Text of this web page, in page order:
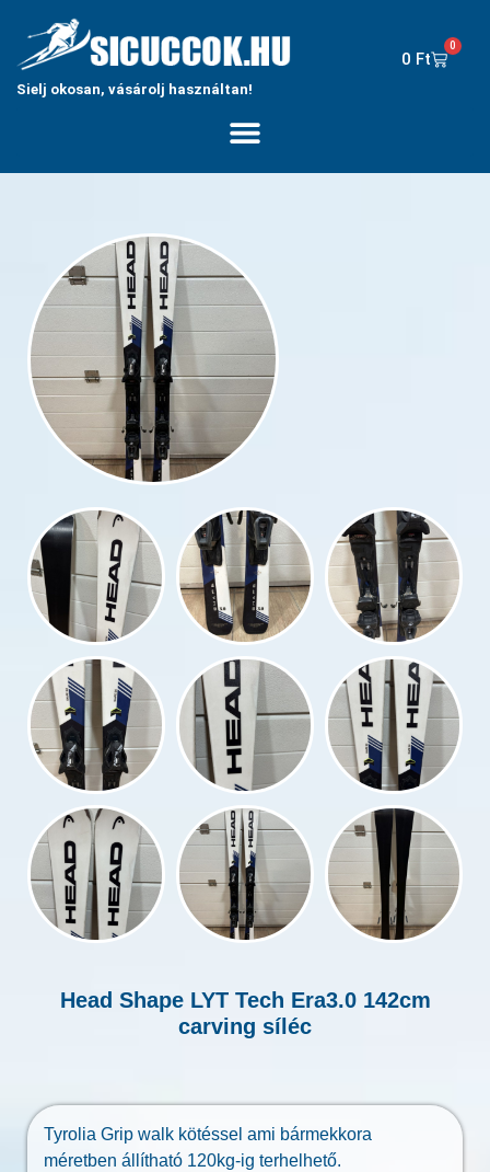
Sielj okosan, vásárolj használtan!
0 Ft
0
Head Shape LYT Tech Era3.0 142cm
carving síléc
Tyrolia Grip walk kötéssel ami bármekkora
méretben állítható 120kg-ig terhelhető.